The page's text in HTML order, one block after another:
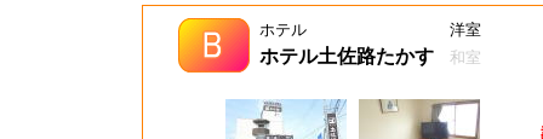
ホテル 洋室
ホテル土佐路たかす 和室